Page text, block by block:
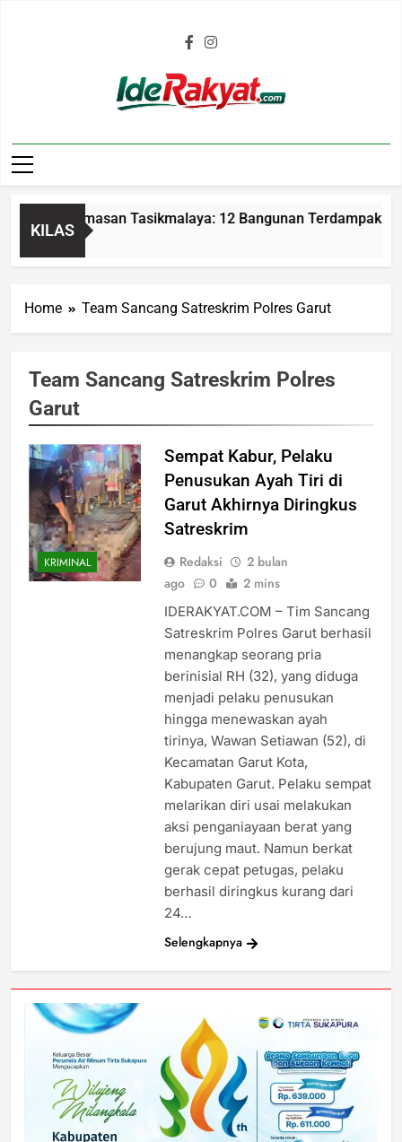
Iderakyat.com
KILAS
Parumasan Tasikmalaya: 12 Bangunan Terdampak
Home Team Sancang Satreskrim Polres Garut
Team Sancang Satreskrim Polres
Garut
KRIMINAL
Sempat Kabur, Pelaku
Penusukan Ayah Tiri di
Garut Akhirnya Diringkus
Satreskrim
Redaksi
2 bulan
ago
0 2 mins
IDERAKYAT.COM – Tim Sancang
Satreskrim Polres Garut berhasil
menangkap seorang pria
berinisial RH (32), yang diduga
menjadi pelaku penusukan
hingga menewaskan ayah
tirinya, Wawan Setiawan (52), di
Kecamatan Garut Kota,
Kabupaten Garut. Pelaku sempat
melarikan diri usai melakukan
aksi penganiayaan berat yang
berujung maut. Namun berkat
gerak cepat petugas, pelaku
berhasil diringkus kurang dari
24…
Selengkapnya